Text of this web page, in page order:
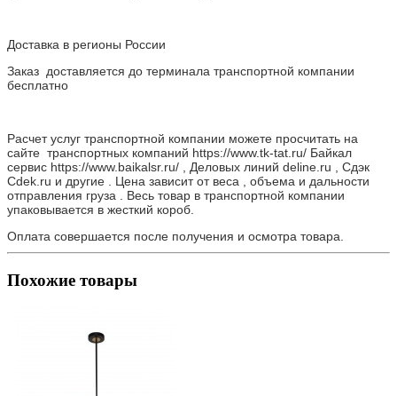
Доставка в регионы России
Заказ доставляется до терминала транспортной компании
бесплатно
Расчет услуг транспортной компании можете просчитать на
сайте транспортных компаний https://www.tk-tat.ru/ Байкал
сервис https://www.baikalsr.ru/ , Деловых линий deline.ru , Сдэк
Cdek.ru и другие . Цена зависит от веса , объема и дальности
отправления груза . Весь товар в транспортной компании
упаковывается в жесткий короб.
Оплата совершается после получения и осмотра товара.
Похожие товары